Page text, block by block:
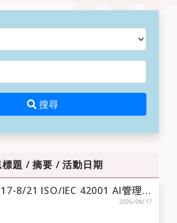
理事長、世界創新...
搜尋
搜尋
標題 / 摘要 / 活動日期
8/17-8/21 ISO/IEC 42001 AI管理系統主導稽核員訓練課程
2026/08/17